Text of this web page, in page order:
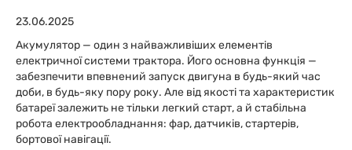
23.06.2025
Акумулятор — один з найважливіших елементів
електричної системи трактора. Його основна функція —
забезпечити впевнений запуск двигуна в будь-який час
доби, в будь-яку пору року. Але від якості та характеристик
батареї залежить не тільки легкий старт, а й стабільна
робота електрообладнання: фар, датчиків, стартерів,
бортової навігації.